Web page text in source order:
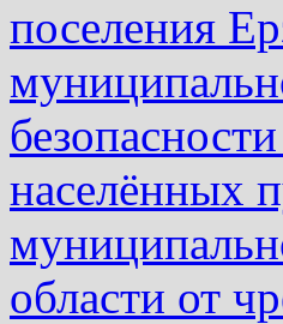
поселения
населённых
области от